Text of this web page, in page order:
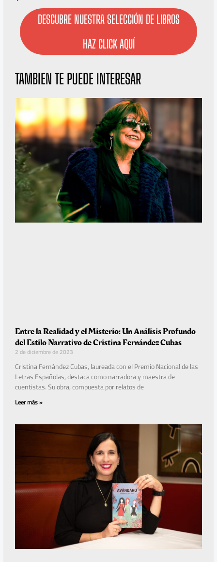
DESCUBRE NUESTRA SELECCIÓN DE LIBROS
HAZ CLICK AQUÍ
TAMBIEN TE PUEDE INTERESAR
Entre la Realidad y el Misterio: Un Análisis Profundo
del Estilo Narrativo de Cristina Fernández Cubas
2 de diciembre de 2023
Cristina Fernández Cubas, laureada con el Premio Nacional de las
Letras Españolas, destaca como narradora y maestra de
cuentistas. Su obra, compuesta por relatos de
Leer más »